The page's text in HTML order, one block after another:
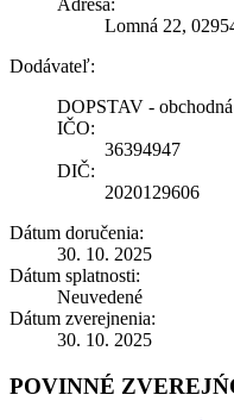
Lomná 22,
Dodávateľ:
DOPSTAV -
IČO:
36394947
DIČ:
2020129606
Dátum doručenia:
30. 10. 2025
Dátum splatnosti:
Neuvedené
Dátum zverejnenia:
30. 10. 2025
POVINNÉ